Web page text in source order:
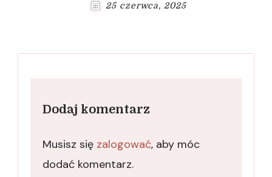
25 czerwca, 2025
Dodaj komentarz
Musisz się zalogować, aby móc
dodać komentarz.